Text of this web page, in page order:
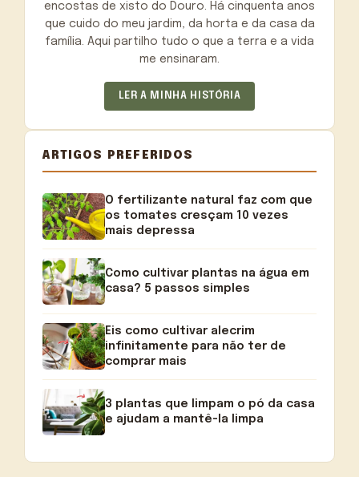
encostas de xisto do Douro. Há cinquenta anos
que cuido do meu jardim, da horta e da casa da
família. Aqui partilho tudo o que a terra e a vida
me ensinaram.
LER A MINHA HISTÓRIA
ARTIGOS PREFERIDOS
O fertilizante natural faz com que
os tomates cresçam 10 vezes
mais depressa
Como cultivar plantas na água em
casa? 5 passos simples
Eis como cultivar alecrim
infinitamente para não ter de
comprar mais
3 plantas que limpam o pó da casa
e ajudam a mantê-la limpa